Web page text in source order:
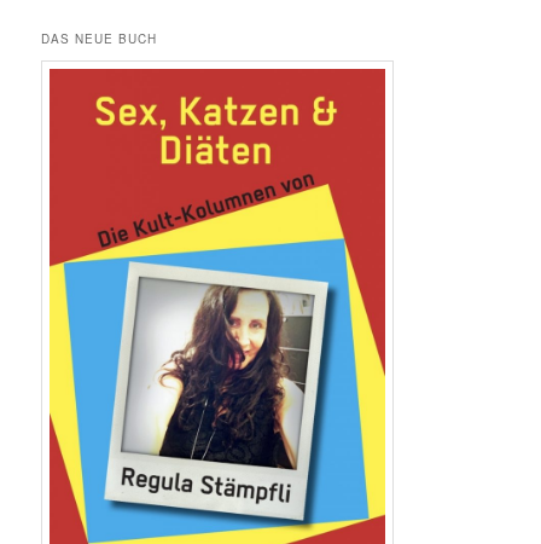
DAS NEUE BUCH